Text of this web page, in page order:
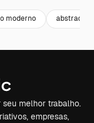
moderno abstract
melhor trabalho.
empresas,